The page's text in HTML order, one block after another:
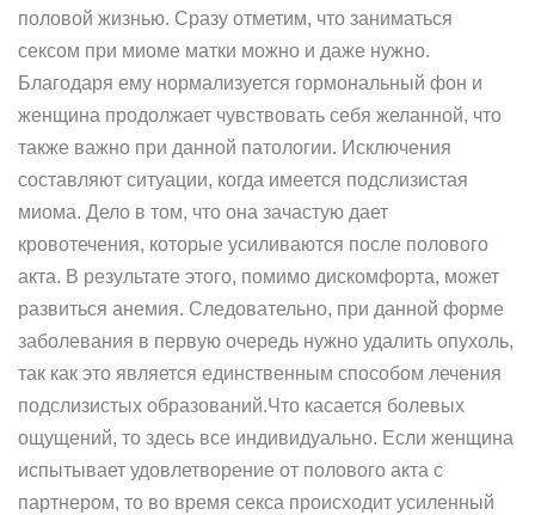
половой жизнью. Сразу отметим, что заниматься
сексом при миоме матки можно и даже нужно.
Благодаря ему нормализуется гормональный фон и
женщина продолжает чувствовать себя желанной, что
также важно при данной патологии. Исключения
составляют ситуации, когда имеется подслизистая
миома. Дело в том, что она зачастую дает
кровотечения, которые усиливаются после полового
акта. В результате этого, помимо дискомфорта, может
развиться анемия. Следовательно, при данной форме
заболевания в первую очередь нужно удалить опухоль,
так как это является единственным способом лечения
подслизистых образований.Что касается болевых
ощущений, то здесь все индивидуально. Если женщина
испытывает удовлетворение от полового акта с
партнером, то во время секса происходит усиленный